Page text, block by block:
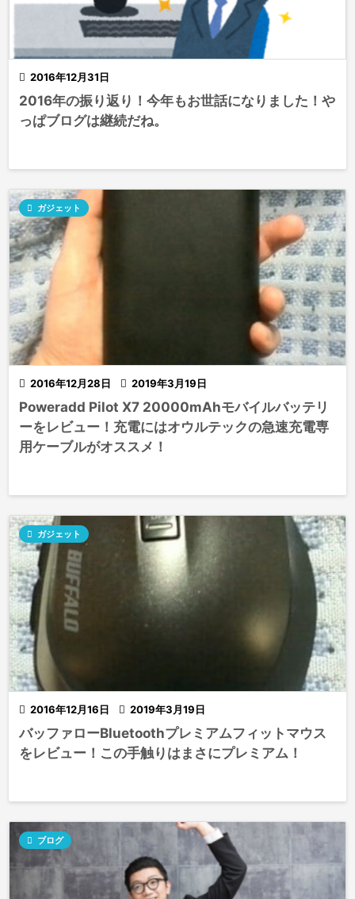
 2016年12月31日
2016年の振り返り！今年もお世話になりました！や
っぱブログは継続だね。
 2016年12月28日  2019年3月19日
 ガジェット
Poweradd Pilot X7 20000mAhモバイルバッテリ
ーをレビュー！充電にはオウルテックの急速充電専
用ケーブルがオススメ！
 2016年12月16日  2019年3月19日
 ガジェット
バッファローBluetoothプレミアムフィットマウス
をレビュー！この手触りはまさにプレミアム！
 ブログ